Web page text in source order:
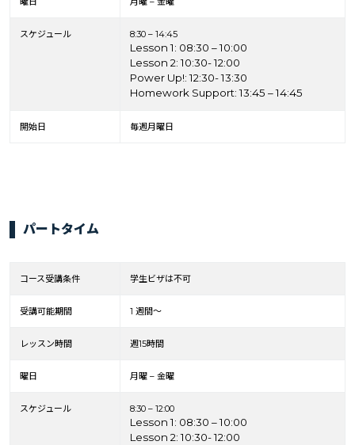
スケジュール 8:30 – 14:45
Lesson 1: 08:30 – 10:00
Lesson 2: 10:30- 12:00
Power Up!: 12:30- 13:30
Homework Support: 13:45 – 14:45
開始日 毎週月曜日
パートタイム
コース受講条件 学生ビザは不可
受講可能期間 1 週間～
レッスン時間 週15時間
曜日 月曜 – 金曜
スケジュール 8:30 – 12:00
Lesson 1: 08:30 – 10:00
Lesson 2: 10:30- 12:00